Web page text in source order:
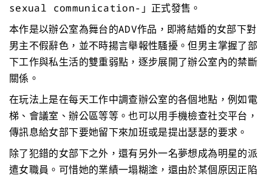
sexual communication-」正式發售。
本作是以辦公室為舞台的ADV作品，即將結婚的女部下對
男主不假辭色，並不時揚言舉報性騷擾。但男主掌握了部
下工作與私生活的雙重弱點，逐步展開了辦公室內的禁斷
關係。
在玩法上是在每天工作中調查辦公室的各個地點，例如電
梯、會議室、辦公區等等。也可以用手機檢查社交平台，
傳訊息給女部下要她留下來加班或是提出瑟瑟的要求。
除了犯錯的女部下之外，還有另外一名夢想成為明星的派
遣女職員。可惜她的業績一塌糊塗，還由於某個原因正陷